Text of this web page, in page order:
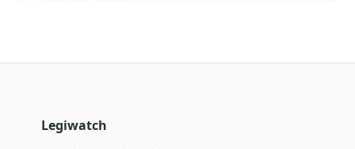
Legiwatch